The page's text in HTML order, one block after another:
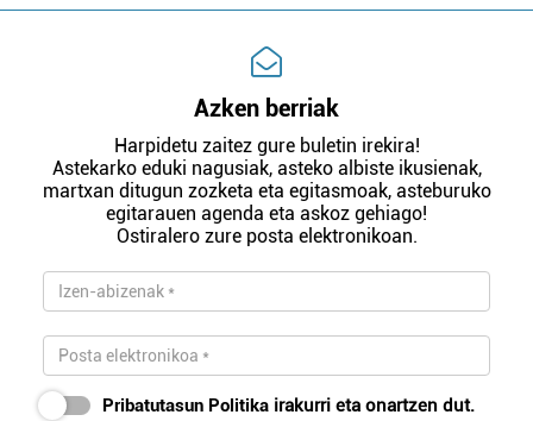
Azken berriak
Harpidetu zaitez gure buletin irekira!
Astekarko eduki nagusiak, asteko albiste ikusienak,
martxan ditugun zozketa eta egitasmoak, asteburuko
egitarauen agenda eta askoz gehiago!
Ostiralero zure posta elektronikoan.
Pribatutasun Politika irakurri eta onartzen dut.